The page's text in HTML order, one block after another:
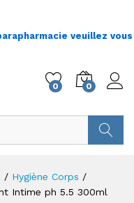
veuillez vous
0 0
/ Hygiène Corps /
Intime ph 5.5 300ml